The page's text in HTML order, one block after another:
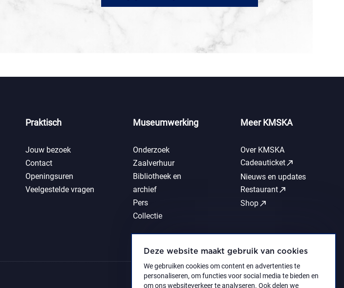
Deze website maakt gebruik van cookies
We gebruiken cookies om content en advertenties te
personaliseren, om functies voor social media te bieden en
om ons websiteverkeer te analyseren. Ook delen we
Praktisch
Jouw bezoek
Contact
Openingsuren
Veelgestelde vragen
Museumwerking
Onderzoek
Zaalverhuur
Bibliotheek en
archief
Pers
Collectie
Meer KMSKA
Over KMSKA
Cadeauticketcall_made
Nieuws en updates
Restaurantcall_made
Shopcall_made